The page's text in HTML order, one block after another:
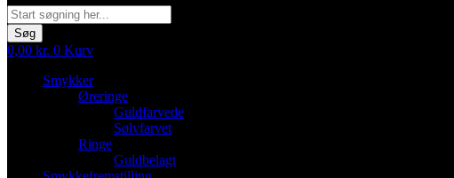
Søg
0,00 kr. 0 Kurv
Smykker
Øreringe
Guldfarvede
Sølvfarvet
Ringe
Guldbelagt